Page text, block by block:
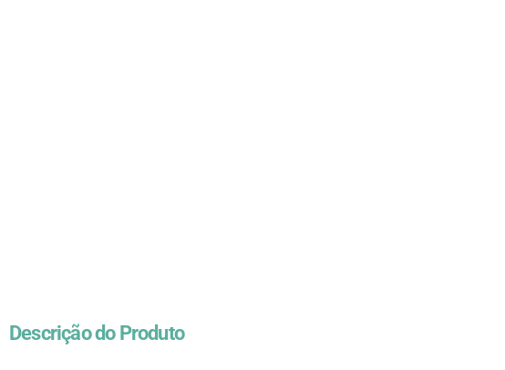
Descrição do Produto